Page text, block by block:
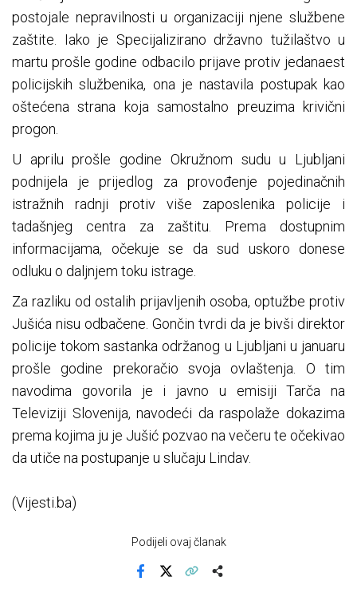
postojale nepravilnosti u organizaciji njene službene
zaštite. Iako je Specijalizirano državno tužilaštvo u
martu prošle godine odbacilo prijave protiv jedanaest
policijskih službenika, ona je nastavila postupak kao
oštećena strana koja samostalno preuzima krivični
progon.
U aprilu prošle godine Okružnom sudu u Ljubljani
podnijela je prijedlog za provođenje pojedinačnih
istražnih radnji protiv više zaposlenika policije i
tadašnjeg centra za zaštitu. Prema dostupnim
informacijama, očekuje se da sud uskoro donese
odluku o daljnjem toku istrage.
Za razliku od ostalih prijavljenih osoba, optužbe protiv
Jušića nisu odbačene. Gončin tvrdi da je bivši direktor
policije tokom sastanka održanog u Ljubljani u januaru
prošle godine prekoračio svoja ovlaštenja. O tim
navodima govorila je i javno u emisiji Tarča na
Televiziji Slovenija, navodeći da raspolaže dokazima
prema kojima ju je Jušić pozvao na večeru te očekivao
da utiče na postupanje u slučaju Lindav.
(Vijesti.ba)
Podijeli ovaj članak